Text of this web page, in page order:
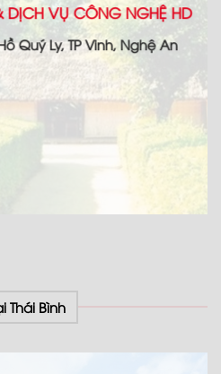
DỊCH VỤ CÔNG NGHỆ HD
Quý Ly, TP Vinh, Nghệ An
Thái Bình